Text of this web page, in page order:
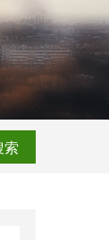
索